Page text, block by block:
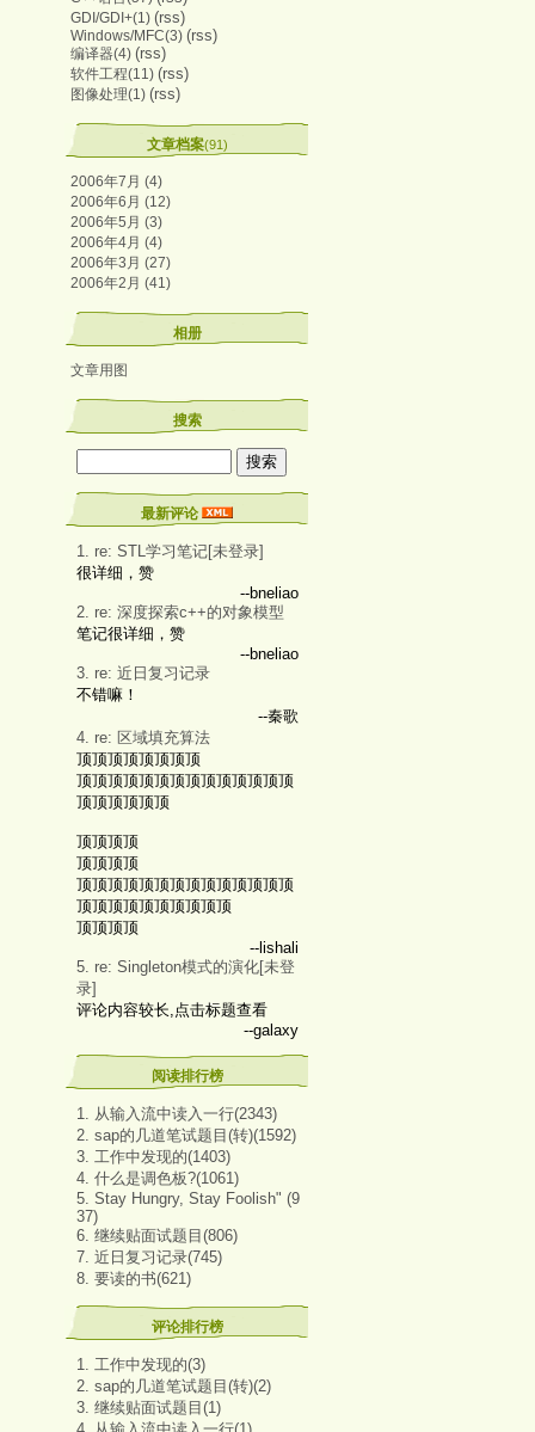
GDI/GDI+(1) (rss)
Windows/MFC(3) (rss)
编译器(4) (rss)
软件工程(11) (rss)
图像处理(1) (rss)
文章档案(91)
2006年7月 (4)
2006年6月 (12)
2006年5月 (3)
2006年4月 (4)
2006年3月 (27)
2006年2月 (41)
相册
文章用图
搜索
最新评论
1. re: STL学习笔记[未登录]
很详细，赞
--bneliao
2. re: 深度探索c++的对象模型
笔记很详细，赞
--bneliao
3. re: 近日复习记录
不错嘛！
--秦歌
4. re: 区域填充算法
顶顶顶顶顶顶顶顶
顶顶顶顶顶顶顶顶顶顶顶顶顶顶
顶顶顶顶顶顶
顶顶顶顶
顶顶顶顶
顶顶顶顶顶顶顶顶顶顶顶顶顶顶
顶顶顶顶顶顶顶顶顶顶
顶顶顶顶
--lishali
5. re: Singleton模式的演化[未登
录]
评论内容较长,点击标题查看
--galaxy
阅读排行榜
1. 从输入流中读入一行(2343)
2. sap的几道笔试题目(转)(1592)
3. 工作中发现的(1403)
4. 什么是调色板?(1061)
5. Stay Hungry, Stay Foolish" (9
37)
6. 继续贴面试题目(806)
7. 近日复习记录(745)
8. 要读的书(621)
评论排行榜
1. 工作中发现的(3)
2. sap的几道笔试题目(转)(2)
3. 继续贴面试题目(1)